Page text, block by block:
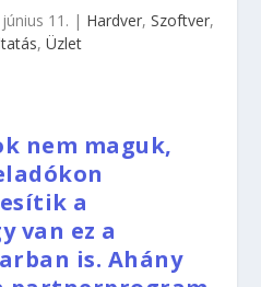
11. | Hardver, Szoftver,
, Üzlet
nem maguk,
a
van ez a
is. Ahány